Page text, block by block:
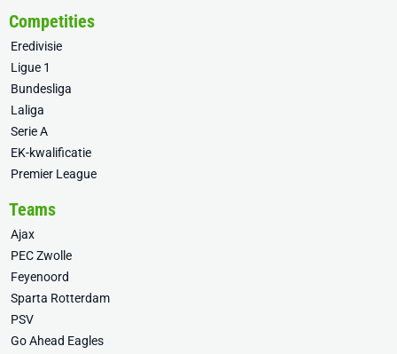
Competities
Eredivisie
Ligue 1
Bundesliga
Laliga
Serie A
EK-kwalificatie
Premier League
Teams
Ajax
PEC Zwolle
Feyenoord
Sparta Rotterdam
PSV
Go Ahead Eagles